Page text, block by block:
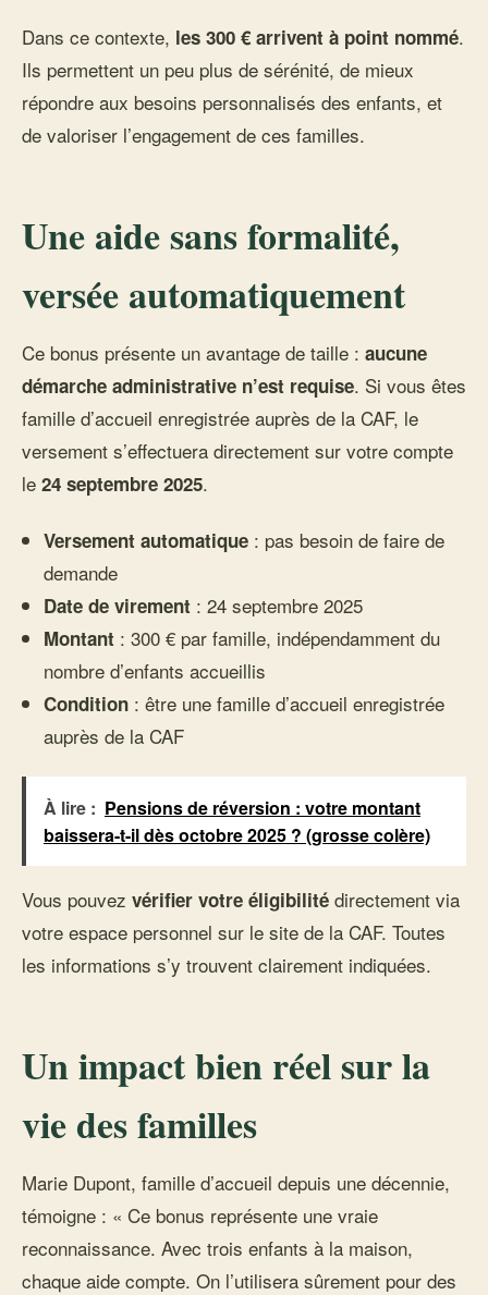
Dans ce contexte, les 300 € arrivent à point nommé.
Ils permettent un peu plus de sérénité, de mieux
répondre aux besoins personnalisés des enfants, et
de valoriser l’engagement de ces familles.
Une aide sans formalité,
versée automatiquement
Ce bonus présente un avantage de taille : aucune
démarche administrative n’est requise. Si vous êtes
famille d’accueil enregistrée auprès de la CAF, le
versement s’effectuera directement sur votre compte
le 24 septembre 2025.
Versement automatique : pas besoin de faire de
demande
Date de virement : 24 septembre 2025
Montant : 300 € par famille, indépendamment du
nombre d’enfants accueillis
Condition : être une famille d’accueil enregistrée
auprès de la CAF
À lire : Pensions de réversion : votre montant
baissera-t-il dès octobre 2025 ? (grosse colère)
Vous pouvez vérifier votre éligibilité directement via
votre espace personnel sur le site de la CAF. Toutes
les informations s’y trouvent clairement indiquées.
Un impact bien réel sur la
vie des familles
Marie Dupont, famille d’accueil depuis une décennie,
témoigne : « Ce bonus représente une vraie
reconnaissance. Avec trois enfants à la maison,
chaque aide compte. On l’utilisera sûrement pour des